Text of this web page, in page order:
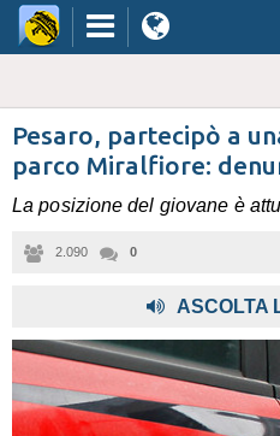
Pesaro, partecipò a
parco Miralfiore:
La posizione del giovane è
2.090 0
ASCOLTA